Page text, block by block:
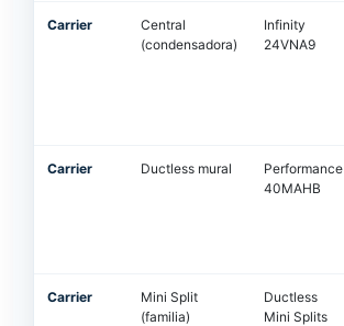
Carrier
Central
(condensadora)
Infinity
24VNA9
Carrier Ductless mural
Performance
40MAHB
Carrier
Mini Split
(familia)
Ductless
Mini Splits